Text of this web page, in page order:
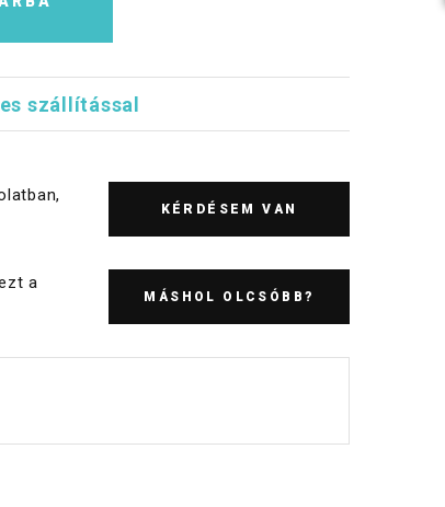
szállítással
KÉRDÉSEM VAN
a
MÁSHOL OLCSÓBB?